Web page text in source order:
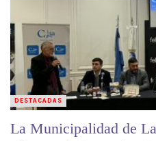
La Municipalidad de
DESTACADAS